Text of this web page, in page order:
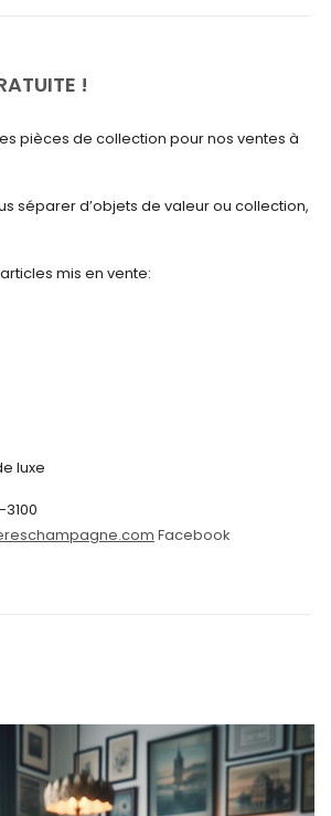
!
pièces de collection pour nos ventes à
séparer d’objets de valeur ou collection,
mis en vente:
luxe
Facebook